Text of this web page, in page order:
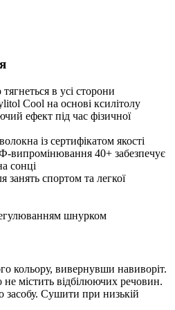
в усі сторони
Cool на основі ксилітолу
ефект під час фізичної
із сертифікатом якості
випромінювання 40+ забезпечує
сонці
занять спортом та легкої
шнурком
кольору, вивернувши навиворіт.
містить відбілюючих речовин.
засобу. Сушити при низькій